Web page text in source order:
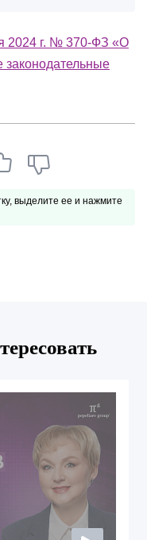
2024 г. № 370-ФЗ «О
законодательные
выделите ее и нажмите